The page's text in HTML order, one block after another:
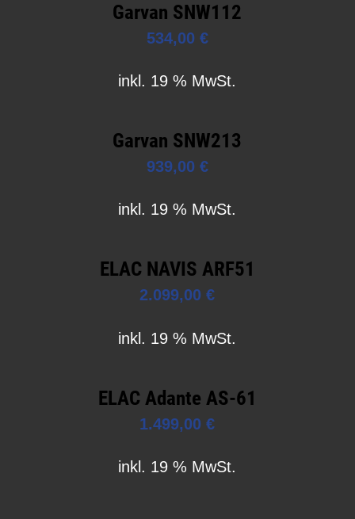
Garvan SNW112
534,00 €
inkl. 19 % MwSt.
Garvan SNW213
939,00 €
inkl. 19 % MwSt.
ELAC NAVIS ARF51
2.099,00€
inkl. 19 % MwSt.
ELAC Adante AS-61
1.499,00€
inkl. 19 % MwSt.